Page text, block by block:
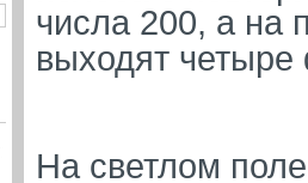
числа 200, а на
выходят
На светлом